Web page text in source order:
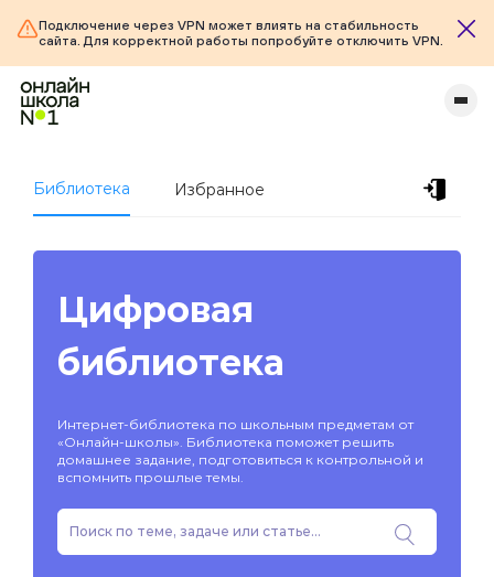
Подключение через VPN может влиять на стабильность
сайта. Для корректной работы попробуйте отключить VPN.
Библиотека Избранное
Цифровая
библиотека
Интернет-библиотека по школьным предметам от
«Онлайн-школы». Библиотека поможет решить
домашнее задание, подготовиться к контрольной и
вспомнить прошлые темы.